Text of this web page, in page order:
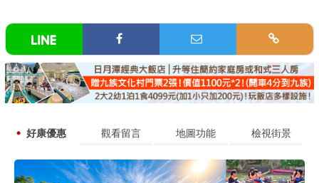
好康優惠 觀看留言 地圖功能 檢視街景